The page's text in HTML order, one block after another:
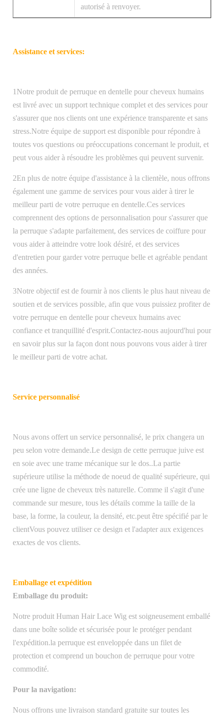
autorisé à renvoyer.
Assistance et services:
1Notre produit de perruque en dentelle pour cheveux humains
est livré avec un support technique complet et des services pour
s'assurer que nos clients ont une expérience transparente et sans
stress.Notre équipe de support est disponible pour répondre à
toutes vos questions ou préoccupations concernant le produit, et
peut vous aider à résoudre les problèmes qui peuvent survenir.
2En plus de notre équipe d'assistance à la clientèle, nous offrons
également une gamme de services pour vous aider à tirer le
meilleur parti de votre perruque en dentelle.Ces services
comprennent des options de personnalisation pour s'assurer que
la perruque s'adapte parfaitement, des services de coiffure pour
vous aider à atteindre votre look désiré, et des services
d'entretien pour garder votre perruque belle et agréable pendant
des années.
3Notre objectif est de fournir à nos clients le plus haut niveau de
soutien et de services possible, afin que vous puissiez profiter de
votre perruque en dentelle pour cheveux humains avec
confiance et tranquillité d'esprit.Contactez-nous aujourd'hui pour
en savoir plus sur la façon dont nous pouvons vous aider à tirer
le meilleur parti de votre achat.
Service personnalisé
Nous avons offert un service personnalisé, le prix changera un
peu selon votre demande.Le design de cette perruque juive est
en soie avec une trame mécanique sur le dos..La partie
supérieure utilise la méthode de noeud de qualité supérieure, qui
crée une ligne de cheveux très naturelle. Comme il s'agit d'une
commande sur mesure, tous les détails comme la taille de la
base, la forme, la couleur, la densité, etc.peut être spécifié par le
clientVous pouvez utiliser ce design et l'adapter aux exigences
exactes de vos clients.
Emballage et expédition
Emballage du produit:
Notre produit Human Hair Lace Wig est soigneusement emballé
dans une boîte solide et sécurisée pour le protéger pendant
l'expédition.la perruque est enveloppée dans un filet de
protection et comprend un bouchon de perruque pour votre
commodité.
Pour la navigation:
Nous offrons une livraison standard gratuite sur toutes les